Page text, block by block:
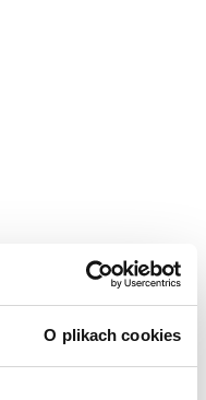
O plikach cookies